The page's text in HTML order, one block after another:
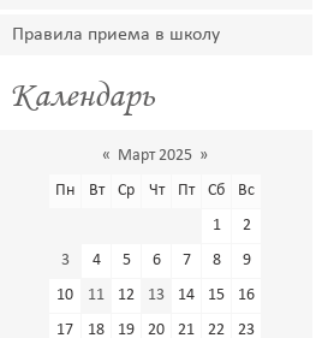
Правила приема в школу
Календарь
« Март 2025 »
Пн
Вт Ср Чт Пт Сб
Вс
1
2
3
4 5 6 7 8
9
10
11 12 13 14 15
16
17
18 19 20 21 22
23